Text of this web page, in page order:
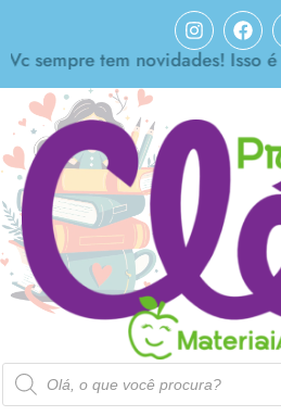
tem novidades! Isso é